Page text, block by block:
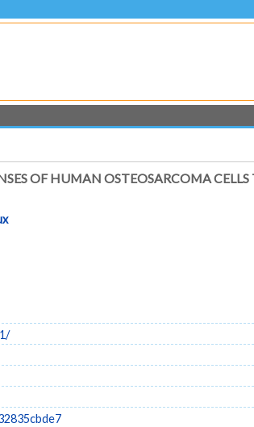
OF HUMAN OSTEOSARCOMA